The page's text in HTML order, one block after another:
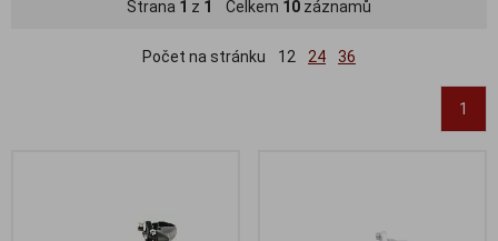
Strana 1 z 1 Celkem 10 záznamů
Počet na stránku 12 24 36
1